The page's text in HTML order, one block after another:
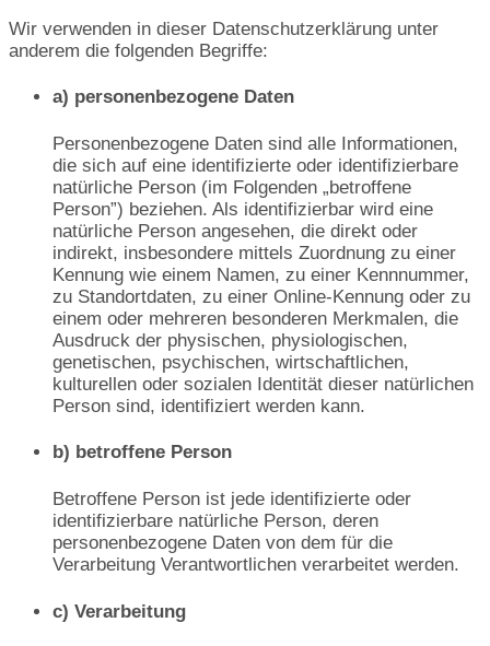
Wir verwenden in dieser Datenschutzerklärung unter
anderem die folgenden Begriffe:
a) personenbezogene Daten
Personenbezogene Daten sind alle Informationen,
die sich auf eine identifizierte oder identifizierbare
natürliche Person (im Folgenden „betroffene
Person”) beziehen. Als identifizierbar wird eine
natürliche Person angesehen, die direkt oder
indirekt, insbesondere mittels Zuordnung zu einer
Kennung wie einem Namen, zu einer Kennnummer,
zu Standortdaten, zu einer Online-Kennung oder zu
einem oder mehreren besonderen Merkmalen, die
Ausdruck der physischen, physiologischen,
genetischen, psychischen, wirtschaftlichen,
kulturellen oder sozialen Identität dieser natürlichen
Person sind, identifiziert werden kann.
b) betroffene Person
Betroffene Person ist jede identifizierte oder
identifizierbare natürliche Person, deren
personenbezogene Daten von dem für die
Verarbeitung Verantwortlichen verarbeitet werden.
c) Verarbeitung